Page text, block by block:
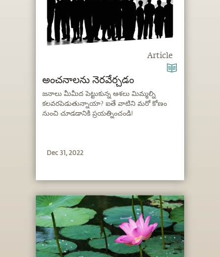
Article
అంచనాలను నెరవేర్చడం
జనాలు మీమీద పెట్టుకున్న ఆశలు మిమ్మల్ని
కలవరపెడుతున్నాయా? ఐతే వాటిని మరో కోణం
నుంచి చూడడానికి ప్రయత్నించండి!
Dec 31, 2022